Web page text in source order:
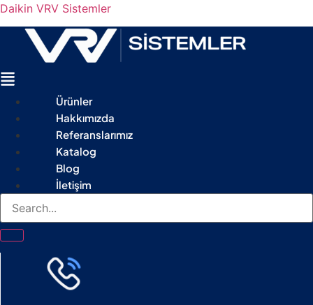
Daikin VRV Sistemler
Menu
Ürünler
Hakkımızda
Referanslarımız
Katalog
Blog
İletişim